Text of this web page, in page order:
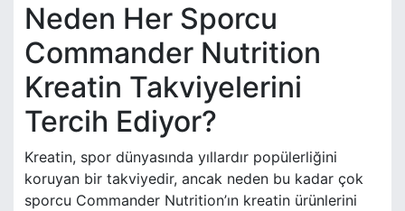
Neden Her Sporcu
Commander Nutrition
Kreatin Takviyelerini
Tercih Ediyor?
Kreatin, spor dünyasında yıllardır popülerliğini
koruyan bir takviyedir, ancak neden bu kadar çok
sporcu Commander Nutrition’ın kreatin ürünlerini